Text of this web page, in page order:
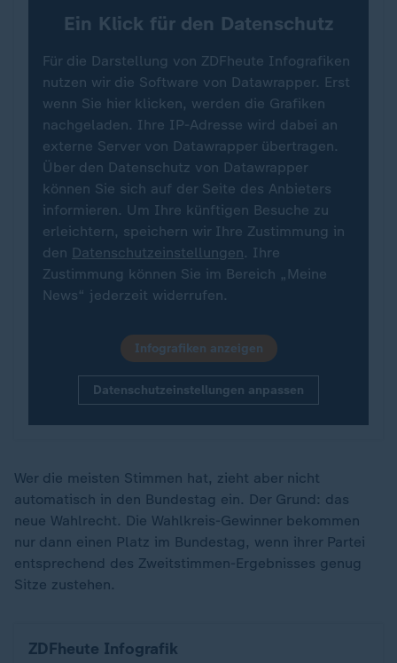
Ein Klick für den Datenschutz
Für die Darstellung von ZDFheute Infografiken
nutzen wir die Software von Datawrapper. Erst
wenn Sie hier klicken, werden die Grafiken
nachgeladen. Ihre IP-Adresse wird dabei an
externe Server von Datawrapper übertragen.
Über den Datenschutz von Datawrapper
können Sie sich auf der Seite des Anbieters
informieren. Um Ihre künftigen Besuche zu
erleichtern, speichern wir Ihre Zustimmung in
den Datenschutzeinstellungen. Ihre
Zustimmung können Sie im Bereich „Meine
News“ jederzeit widerrufen.
Infografiken anzeigen
Datenschutzeinstellungen anpassen
Wer die meisten Stimmen hat, zieht aber nicht
automatisch in den Bundestag ein. Der Grund: das
neue Wahlrecht. Die Wahlkreis-Gewinner bekommen
nur dann einen Platz im Bundestag, wenn ihrer Partei
entsprechend des Zweitstimmen-Ergebnisses genug
Sitze zustehen.
ZDFheute Infografik